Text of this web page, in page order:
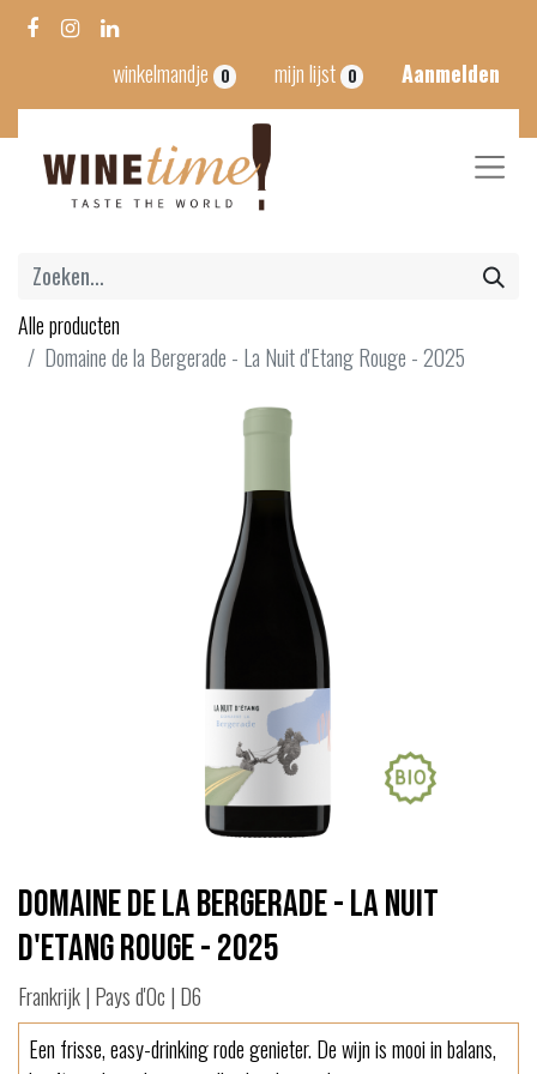
winkelmandje 0 mijn lijst 0 Aanmelden
Alle producten
Domaine de la Bergerade - La Nuit d'Etang Rouge - 2025
Domaine de la Bergerade - La Nuit
d'Etang Rouge - 2025
Frankrijk | Pays d'Oc | D6
Een frisse, easy-drinking rode genieter. De wijn is mooi in balans,